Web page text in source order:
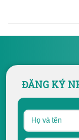
ĐĂNG KÝ